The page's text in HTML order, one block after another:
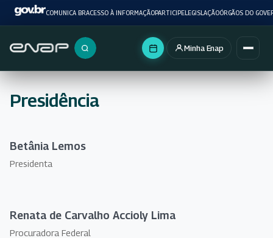
COMUNICA BRACESSO À INFORMAÇÃOPARTICIPELEGISLAÇÃOÓRGÃOS DO
Buscar no portal
Minha Enap
Presidência
Betânia Lemos
Presidenta
Renata de Carvalho Accioly Lima
Procuradora Federal